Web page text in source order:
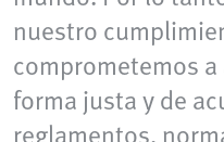
nuestro
comprometemos
forma justa y de
reglamentos,